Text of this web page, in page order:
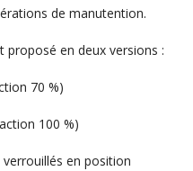
de manutention.
proposé en deux versions :
70 %)
100 %)
en position